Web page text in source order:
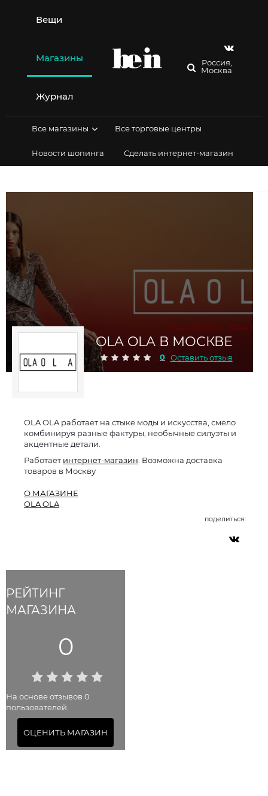
содержимому
Вещи
Магазины
Журнал
Россия,
Москва
Все магазины Все торговые центры
Новости шопинга Сделать интернет-магазин
OLA OLA В МОСКВЕ
0 Оставить отзыв
РЕЙТИНГ
МАГАЗИНА
0
На основе отзывов 0
пользователей.
ОЦЕНИТЬ МАГАЗИН
OLA OLA работает на стыке моды и искусства, смело
комбинируя разные фактуры, необычные силуэты и
акцентные детали.
Работаетинтернет-магазин . Возможна доставка
товаров в Москву
О МАГАЗИНЕ
OLA OLA
поделиться: